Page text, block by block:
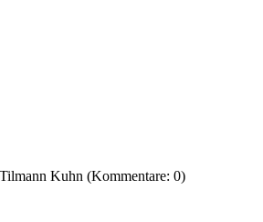
Kuhn (Kommentare: 0)